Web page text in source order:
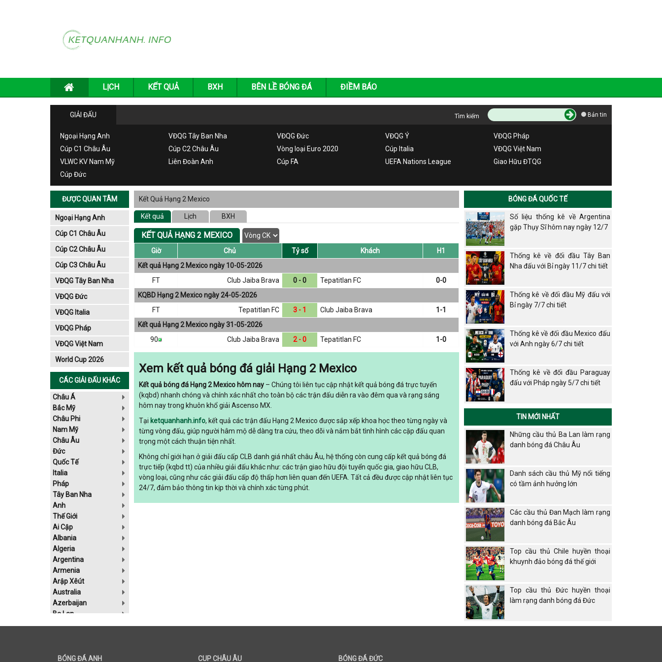
LỊCH KẾT QUẢ BXH BÊN LỀ BÓNG ĐÁ ĐIỀM BÁO
GIẢI ĐẤU Tìm kiếm Bản tin
Ngoại Hạng Anh VĐQG Tây Ban Nha VĐQG Đức VĐQG Ý
VĐQG Pháp
Cúp C1 Châu Âu
Cúp C2 Châu Âu Vòng loại Euro 2020 Cúp Italia
VĐQG Việt Nam
VLWC KV Nam Mỹ
Liên Đoàn Anh Cúp FA UEFA Nations League
Giao Hữu ĐTQG
Cúp Đức
ĐƯỢC QUAN TÂM
Ngoại Hạng Anh
Cúp C1 Châu Âu
Cúp C2 Châu Âu
Cúp C3 Châu Âu
VĐQG Tây Ban Nha
VĐQG Đức
VĐQG Italia
VĐQG Pháp
VĐQG Việt Nam
World Cup 2026
CÁC GIẢI ĐẤU KHÁC
Châu Á
Bắc Mỹ
Châu Phi
Nam Mỹ
Châu Âu
Đức
Quốc Tế
Italia
Pháp
Tây Ban Nha
Anh
Thế Giới
Ai Cập
Albania
Algeria
Argentina
Armenia
Arập Xêút
Australia
Azerbaijan
Ba Lan
Bahrain
Bosnia-Herzgovina
Kết Quả Hạng 2 Mexico
Kết quả Lịch BXH
KẾT QUẢ HẠNG 2 MEXICO
Giờ Chủ Tỷ số Khách
H1
Kết quả Hạng 2 Mexico ngày 10-05-2026
FT
Club Jaiba Brava 0 - 0 Tepatitlan FC
0-0
KQBD Hạng 2 Mexico ngày 24-05-2026
FT
Tepatitlan FC 3 - 1 Club Jaiba Brava
1-1
Kết quả Hạng 2 Mexico ngày 31-05-2026
90
Club Jaiba Brava 2 - 0 Tepatitlan FC 1-0
Xem kết quả bóng đá giải Hạng 2 Mexico
Kết quả bóng đá Hạng 2 Mexico hôm nay – Chúng tôi liên tục cập nhật kết quả bóng đá trực tuyến
(kqbd) nhanh chóng và chính xác nhất cho toàn bộ các trận đấu diễn ra vào đêm qua và rạng sáng
hôm nay trong khuôn khổ giải Ascenso MX.
Tại ketquanhanh.info, kết quả các trận đấu Hạng 2 Mexico được sắp xếp khoa học theo từng ngày và
từng vòng đấu, giúp người hâm mộ dễ dàng tra cứu, theo dõi và nắm bắt tình hình các cặp đấu quan
trọng một cách thuận tiện nhất.
Không chỉ giới hạn ở giải đấu cấp CLB danh giá nhất châu Âu, hệ thống còn cung cấp kết quả bóng đá
trực tiếp (kqbd tt) của nhiều giải đấu khác như: các trận giao hữu đội tuyển quốc gia, giao hữu CLB,
vòng loại, cũng như các giải đấu cấp độ thấp hơn liên quan đến UEFA. Tất cả đều được cập nhật liên tục
24/7, đảm bảo thông tin kịp thời và chính xác từng phút.
BÓNG ĐÁ QUỐC TẾ
Số liệu thống kê về Argentina
gặp Thụy Sĩ hôm nay ngày 12/7
Thống kê về đối đầu Tây Ban
Nha đấu với Bỉ ngày 11/7 chi tiết
Thống kê về đối đầu Mỹ đấu với
Bỉ ngày 7/7 chi tiết
Thống kê về đối đầu Mexico đấu
với Anh ngày 6/7 chi tiết
Thống kê về đối đầu Paraguay
đấu với Pháp ngày 5/7 chi tiết
TIN MỚI NHẤT
Những cầu thủ Ba Lan làm rạng
danh bóng đá Châu Âu
Danh sách cầu thủ Mỹ nổi tiếng
có tầm ảnh hưởng lớn
Các cầu thủ Đan Mạch làm rạng
danh bóng đá Bắc Âu
Top cầu thủ Chile huyền thoại
khuynh đảo bóng đá thế giới
Top cầu thủ Đức huyền thoại
làm rạng danh bóng đá Đức
BÓNG ĐÁ ANH CUP CHÂU ÂU BÓNG ĐÁ ĐỨC